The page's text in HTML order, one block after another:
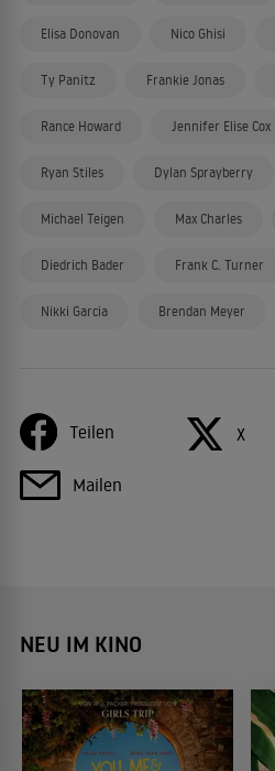
Elisa Donovan Nico Ghisi
Ty Panitz Frankie Jonas
Rance Howard Jennifer Elise Cox
Ryan Stiles Dylan Sprayberry
Michael Teigen Max Charles
Diedrich Bader Frank C. Turner
Nikki Garcia Brendan Meyer
Teilen X
Mailen
NEU IM KINO